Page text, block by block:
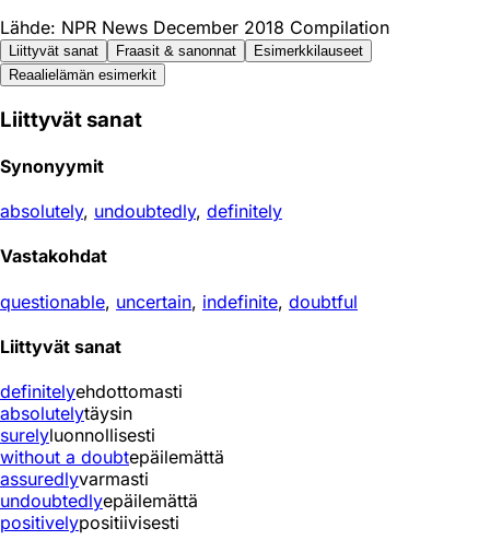
Lähde: NPR News December 2018 Compilation
Liittyvät sanat Fraasit & sanonnat
Esimerkkilauseet
Reaali­elämän esimerkit
Liittyvät sanat
Synonyymit
absolutely, undoubtedly, definitely
Vastakohdat
questionable, uncertain, indefinite, doubtful
Liittyvät sanat
definitelyehdottomasti
absolutelytäysin
surelyluonnollisesti
without a doubtepäilemättä
assuredlyvarmasti
undoubtedlyepäilemättä
positivelypositiivisesti